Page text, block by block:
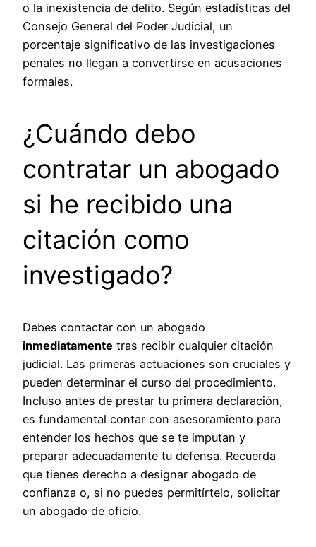
o la inexistencia de delito. Según estadísticas del
Consejo General del Poder Judicial, un
porcentaje significativo de las investigaciones
penales no llegan a convertirse en acusaciones
formales.
¿Cuándo debo
contratar un abogado
si he recibido una
citación como
investigado?
Debes contactar con un abogado
inmediatamente tras recibir cualquier citación
judicial. Las primeras actuaciones son cruciales y
pueden determinar el curso del procedimiento.
Incluso antes de prestar tu primera declaración,
es fundamental contar con asesoramiento para
entender los hechos que se te imputan y
preparar adecuadamente tu defensa. Recuerda
que tienes derecho a designar abogado de
confianza o, si no puedes permitírtelo, solicitar
un abogado de oficio.